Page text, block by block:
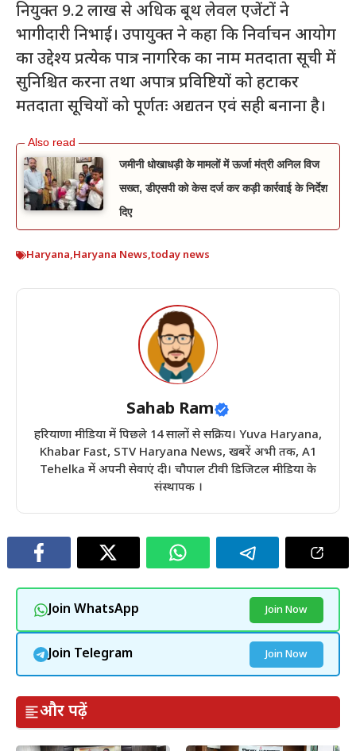
नियुक्त 9.2 लाख से अधिक बूथ लेवल एजेंटों ने
भागीदारी निभाई। उपायुक्त ने कहा कि निर्वाचन आयोग
का उद्देश्य प्रत्येक पात्र नागरिक का नाम मतदाता सूची में
सुनिश्चित करना तथा अपात्र प्रविष्टियों को हटाकर
मतदाता सूचियों को पूर्णतः अद्यतन एवं सही बनाना है।
जमीनी धोखाधड़ी के मामलों में ऊर्जा मंत्री अनिल विज
सख्त, डीएसपी को केस दर्ज कर कड़ी कार्रवाई के निर्देश
दिए
Haryana,Haryana News,today news
Sahab Ram
हरियाणा मीडिया में पिछले 14 सालों से सक्रिय। Yuva Haryana,
Khabar Fast, STV Haryana News, खबरें अभी तक, A1
Tehelka में अपनी सेवाएं दी। चौपाल टीवी डिजिटल मीडिया के
संस्थापक ।
Join WhatsApp Join Now
Join Telegram Join Now
और पढ़ें